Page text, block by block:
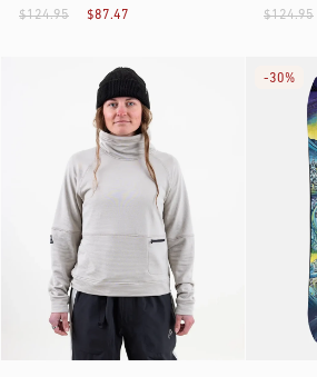
$87.47
$124.95 $124.95
-30%